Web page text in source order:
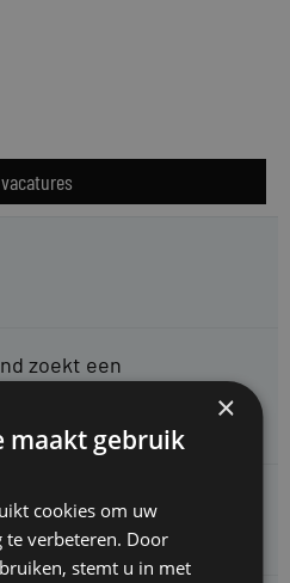
zoekt een
subsidierecht &
zoekt een
×
maakt gebruik
cookies om uw
te verbeteren. Door
stemt u in met